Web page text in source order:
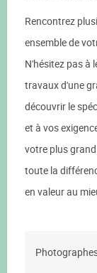
Rencontrez
ensemble de
N'hésitez pas à
travaux d'une
découvrir le
et à vos
votre plus
toute la
en valeur au